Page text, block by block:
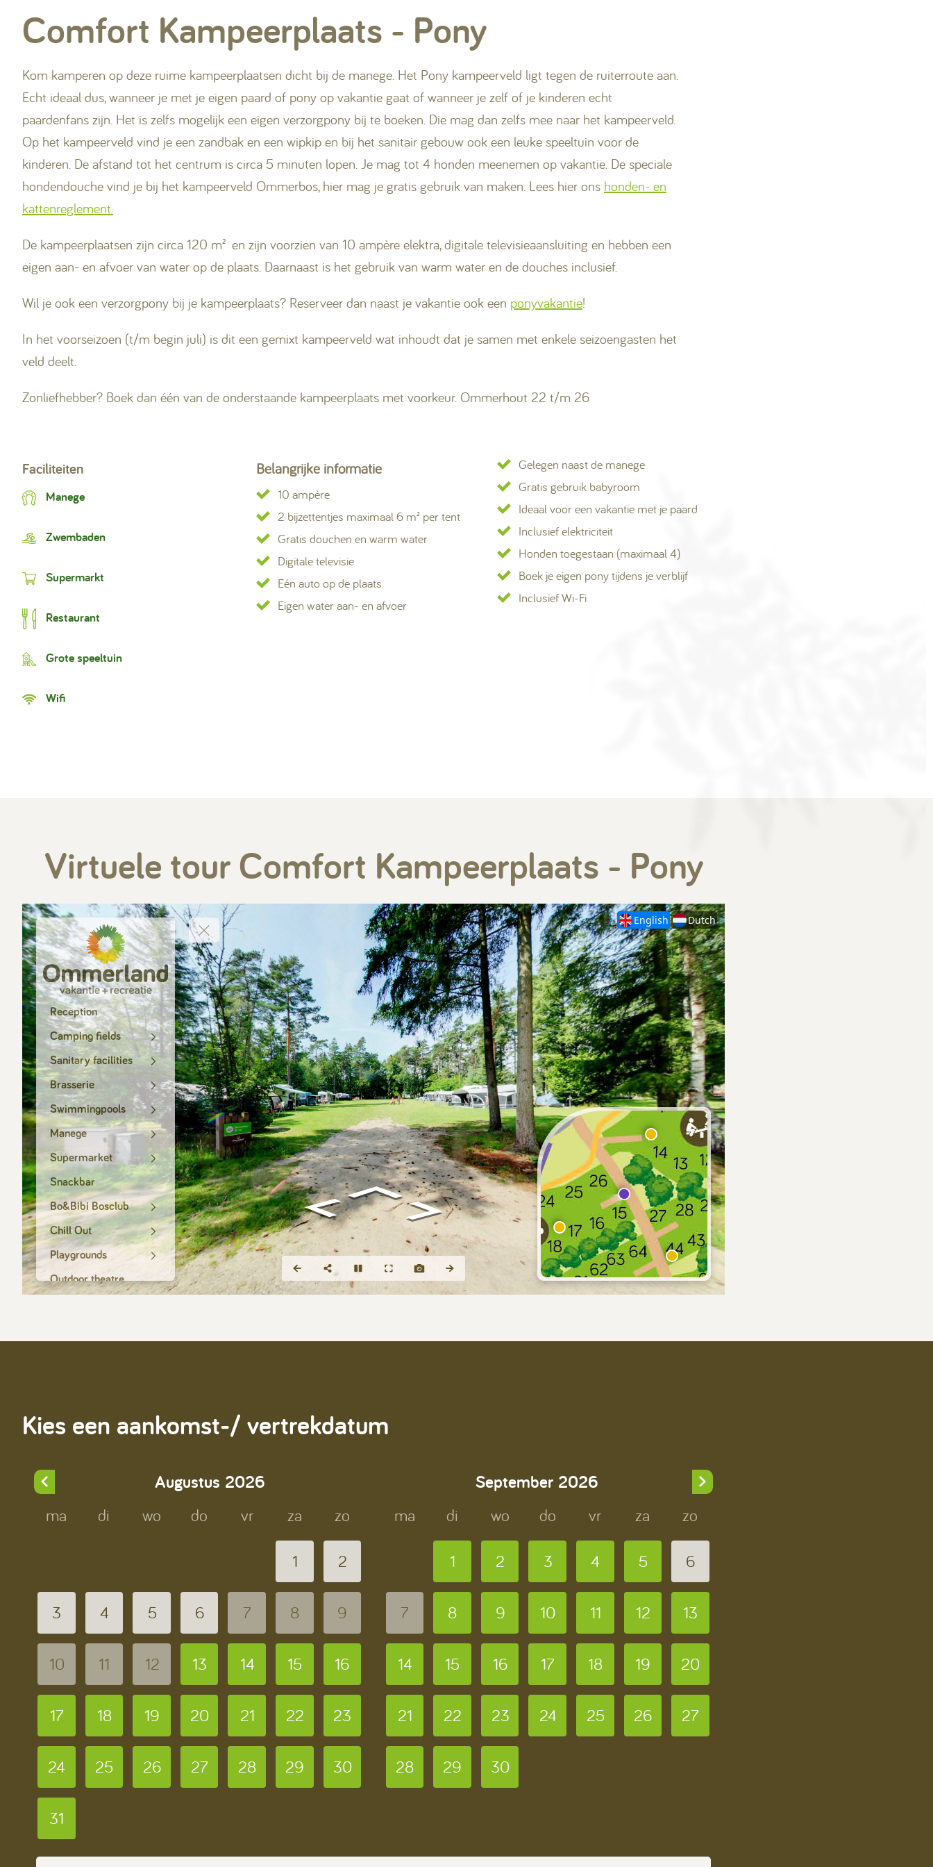
Comfort Kampeerplaats - Pony
Kom kamperen op deze ruime kampeerplaatsen dicht bij de manege. Het Pony kampeerveld ligt tegen de ruiterroute aan.
Echt ideaal dus, wanneer je met je eigen paard of pony op vakantie gaat of wanneer je zelf of je kinderen echt
paardenfans zijn. Het is zelfs mogelijk een eigen verzorgpony bij te boeken. Die mag dan zelfs mee naar het kampeerveld.
Op het kampeerveld vind je een zandbak en een wipkip en bij het sanitair gebouw ook een leuke speeltuin voor de
kinderen. De afstand tot het centrum is circa 5 minuten lopen. Je mag tot 4 honden meenemen op vakantie. De speciale
hondendouche vind je bij het kampeerveld Ommerbos, hier mag je gratis gebruik van maken. Lees hier ons honden- en
kattenreglement.
De kampeerplaatsen zijn circa 120 m² en zijn voorzien van 10 ampère elektra, digitale televisieaansluiting en hebben een
eigen aan- en afvoer van water op de plaats. Daarnaast is het gebruik van warm water en de douches inclusief.
Wil je ook een verzorgpony bij je kampeerplaats? Reserveer dan naast je vakantie ook een ponyvakantie!
In het voorseizoen (t/m begin juli) is dit een gemixt kampeerveld wat inhoudt dat je samen met enkele seizoengasten het
veld deelt.
Zonliefhebber? Boek dan één van de onderstaande kampeerplaats met voorkeur. Ommerhout 22 t/m 26
Faciliteiten
Manege
Zwembaden
Supermarkt
Restaurant
Grote speeltuin
Wifi
Belangrijke informatie
10 ampère
2 bijzettentjes maximaal 6 m² per tent
Gratis douchen en warm water
Digitale televisie
Eén auto op de plaats
Eigen water aan- en afvoer
Gelegen naast de manege
Gratis gebruik babyroom
Ideaal voor een vakantie met je paard
Inclusief elektriciteit
Honden toegestaan (maximaal 4)
Boek je eigen pony tijdens je verblijf
Inclusief Wi-Fi
Virtuele tour Comfort Kampeerplaats - Pony
Kies een aankomst-/ vertrekdatum
Augustus 2026
ma di wo do vr za zo
1 2
3 4 5 6 7 8 9
10 11 12 13 14 15 16
17 18 19 20 21 22 23
24 25 26 27 28 29 30
31
September 2026
ma di wo do vr za zo
1 2 3 4 5 6
7 8 9 10 11 12 13
14 15 16 17 18 19 20
21 22 23 24 25 26 27
28 29 30